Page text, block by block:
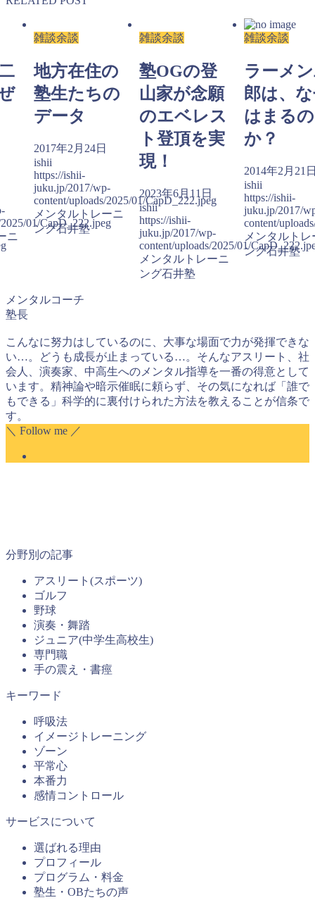
01/CapD_222.jpeg
ニ
雑談余談
地方在住の
塾生たちの
データ
2017年2月24日
ishii
https://ishii-
juku.jp/2017/wp-
content/uploads/2025/01/CapD_222.jpeg
メンタルトレーニ
ング石井塾
雑談余談
塾OGの登
山家が念願
のエベレス
ト登頂を実
現！
2023年6月11日
ishii
https://ishii-
juku.jp/2017/wp-
content/uploads/2025/01/
メンタルトレーニ
ング石井塾
雑談余談
ラーメ
郎は、
はまるの
か？
2014年2月21
ishii
https://ishii-
juku.jp/2017/
content/
メンタルトレ
ング石井塾
メンタルコーチ
塾長
こんなに努力はしているのに、大事な場面で力が発揮できな
い…。どうも成長が止まっている…。そんなアスリート、社
会人、演奏家、中高生へのメンタル指導を一番の得意として
います。精神論や暗示催眠に頼らず、その気になれば「誰で
もできる」科学的に裏付けられた方法を教えることが信条で
す。
＼ Follow me ／
分野別の記事
アスリート(スポーツ)
ゴルフ
野球
演奏・舞踏
ジュニア(中学生高校生)
専門職
手の震え・書痙
キーワード
呼吸法
イメージトレーニング
ゾーン
平常心
本番力
感情コントロール
サービスについて
選ばれる理由
プロフィール
プログラム・料金
塾生・OBたちの声